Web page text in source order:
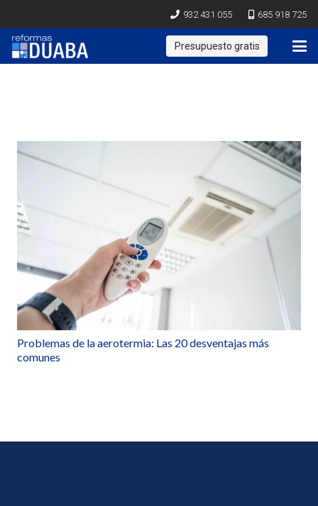
932 431 055 685 918 725
Presupuesto gratis
Problemas de la aerotermia: Las 20 desventajas más
comunes